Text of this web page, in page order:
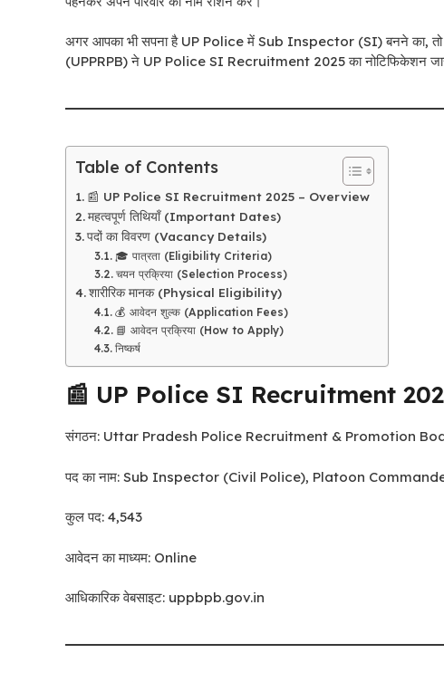
अगर आपका भी सपना है UP Police में Sub Inspector (SI) बनने का, तो
(UPPRPB) ने UP Police SI Recruitment 2025 का नोटिफिकेशन जारी
Table of Contents
📰 UP Police SI Recruitment 2025 – Overview
महत्वपूर्ण तिथियाँ (Important Dates)
पदों का विवरण (Vacancy Details)
🎓 पात्रता (Eligibility Criteria)
चयन प्रक्रिया (Selection Process)
शारीरिक मानक (Physical Eligibility)
💰 आवेदन शुल्क (Application Fees)
📘 आवेदन प्रक्रिया (How to Apply)
निष्कर्ष
📰 UP Police SI Recruitment
संगठन: Uttar Pradesh Police Recruitment & Promotion
पद का नाम: Sub Inspector (Civil Police), Platoon
कुल पद: 4,543
आवेदन का माध्यम: Online
आधिकारिक वेबसाइट: uppbpb.gov.in